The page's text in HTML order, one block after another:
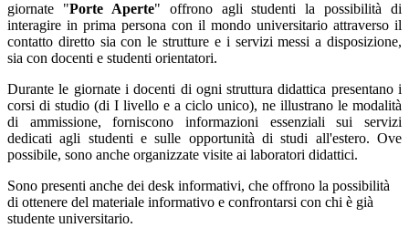
giornate "Porte Aperte" offrono agli studenti la possibilità di
interagire in prima persona con il mondo universitario attraverso il
contatto diretto sia con le strutture e i servizi messi a disposizione,
sia con docenti e studenti orientatori.
Durante le giornate i docenti di ogni struttura didattica presentano i
corsi di studio (di I livello e a ciclo unico), ne illustrano le modalità
di ammissione, forniscono informazioni essenziali sui servizi
dedicati agli studenti e sulle opportunità di studi all'estero. Ove
possibile, sono anche organizzate visite ai laboratori didattici.
Sono presenti anche dei desk informativi, che offrono la possibilità
di ottenere del materiale informativo e confrontarsi con chi è già
studente universitario.